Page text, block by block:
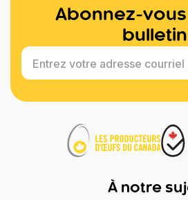
Abonnez-
bulletin
Entrez votre adresse courriel
À notre